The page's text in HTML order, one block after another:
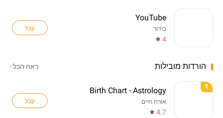
YouTube
בידור
4
קבל
הורדות מובילות ראה הכל
1
Birth Chart - Astrology
אורח חיים
4.7
קבל